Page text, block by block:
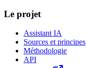
Le projet
Assistant IA
Sources et principes
Méthodologie
API